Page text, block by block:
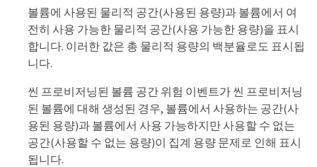
볼륨에 사용된 물리적 공간(사용된 용량)과 볼륨에서 여
전히 사용 가능한 물리적 공간(사용 가능한 용량)을 표시
합니다. 이러한 값은 총 물리적 용량의 백분율로도 표시됩
니다.
씬 프로비저닝된 볼륨 공간 위험 이벤트가 씬 프로비저닝
된 볼륨에 대해 생성된 경우, 볼륨에서 사용하는 공간(사
용된 용량)과 볼륨에서 사용 가능하지만 사용할 수 없는
공간(사용할 수 없는 용량)이 집계 용량 문제로 인해 표시
됩니다.